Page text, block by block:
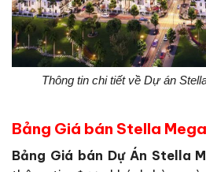
Thông tin chi tiết về Dự án
Bảng Giá bán Stella
Bảng Giá bán Dự Án Stella